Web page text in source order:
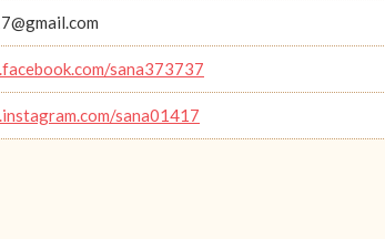
sana373737
sana01417